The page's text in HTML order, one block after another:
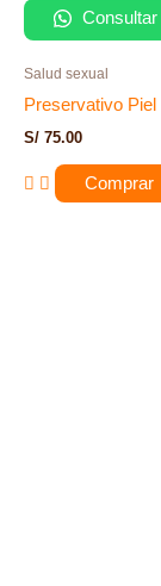
Salud sexual
Preservativo
S/ 75.00
Comprar